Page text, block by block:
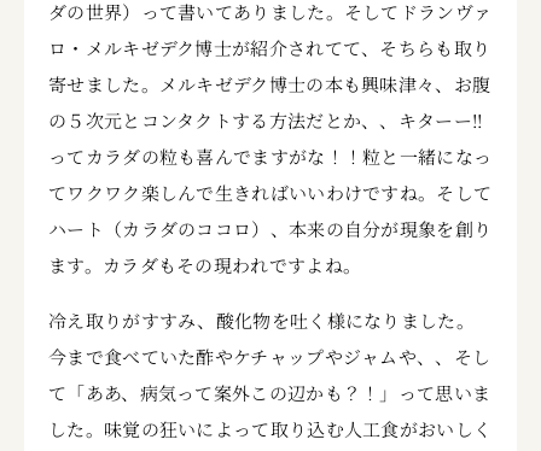
ダの世界）って書いてありました。そしてドランヴァ
ロ・メルキゼデク博士が紹介されてて、そちらも取り
寄せました。メルキゼデク博士の本も興味津々、お腹
の５次元とコンタクトする方法だとか、、キターー!!
ってカラダの粒も喜んでますがな！！粒と一緒になっ
てワクワク楽しんで生きればいいわけですね。そして
ハート（カラダのココロ）、本来の自分が現象を創り
ます。カラダもその現われですよね。
冷え取りがすすみ、酸化物を吐く様になりました。
今まで食べていた酢やケチャップやジャムや、、そし
て「ああ、病気って案外この辺かも？！」って思いま
した。味覚の狂いによって取り込む人工食がおいしく